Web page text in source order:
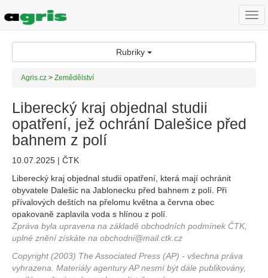
Rubriky
Agris.cz > Zemědělství
Liberecký kraj objednal studii
opatření, jež ochrání Dalešice před
bahnem z polí
10.07.2025 | ČTK
Liberecký kraj objednal studii opatření, která mají ochránit
obyvatele Dalešic na Jablonecku před bahnem z polí. Při
přívalových deštích na přelomu května a června obec
opakovaně zaplavila voda s hlínou z polí.
Zpráva byla upravena na základě obchodních podmínek ČTK,
uplné znění získáte na obchodni@mail.ctk.cz
Copyright (2003) The Associated Press (AP) - všechna práva
vyhrazena. Materiály agentury AP nesmí být dále publikovány,